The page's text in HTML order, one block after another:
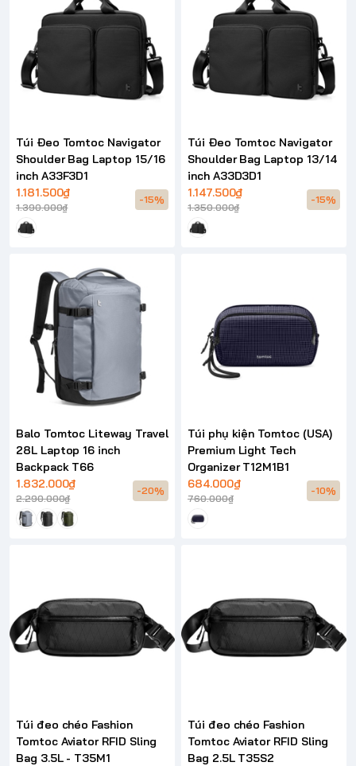
Túi Đeo Tomtoc Navigator
Shoulder Bag Laptop 15/16
inch A33F3D1
1.181.500₫
1.390.000₫
-15%
Túi Đeo Tomtoc Navigator
Shoulder Bag Laptop 13/14
inch A33D3D1
1.147.500₫
1.350.000₫
-15%
Balo Tomtoc Liteway Travel
28L Laptop 16 inch
Backpack T66
1.832.000₫
2.290.000₫
-20%
Túi phụ kiện Tomtoc (USA)
Premium Light Tech
Organizer T12M1B1
684.000₫
760.000₫
-10%
Túi đeo chéo Fashion
Tomtoc Aviator RFID Sling
Bag 3.5L - T35M1
Túi đeo chéo Fashion
Tomtoc Aviator RFID Sling
Bag 2.5L T35S2